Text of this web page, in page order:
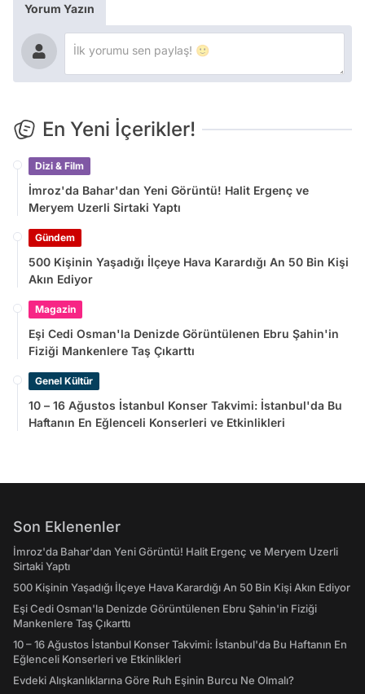
Yorum Yazın
En Yeni İçerikler!
Dizi & Film
İmroz'da Bahar'dan Yeni Görüntü! Halit Ergenç ve
Meryem Uzerli Sirtaki Yaptı
Gündem
500 Kişinin Yaşadığı İlçeye Hava Karardığı An 50 Bin Kişi
Akın Ediyor
Magazin
Eşi Cedi Osman'la Denizde Görüntülenen Ebru Şahin'in
Fiziği Mankenlere Taş Çıkarttı
Genel Kültür
10 – 16 Ağustos İstanbul Konser Takvimi: İstanbul'da Bu
Haftanın En Eğlenceli Konserleri ve Etkinlikleri
Son Eklenenler
İmroz'da Bahar'dan Yeni Görüntü! Halit Ergenç ve Meryem Uzerli
Sirtaki Yaptı
500 Kişinin Yaşadığı İlçeye Hava Karardığı An 50 Bin Kişi Akın Ediyor
Eşi Cedi Osman'la Denizde Görüntülenen Ebru Şahin'in Fiziği
Mankenlere Taş Çıkarttı
10 – 16 Ağustos İstanbul Konser Takvimi: İstanbul'da Bu Haftanın En
Eğlenceli Konserleri ve Etkinlikleri
Evdeki Alışkanlıklarına Göre Ruh Eşinin Burcu Ne Olmalı?